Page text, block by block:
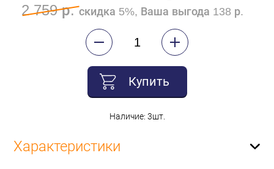
2 759 р.скидка 5%, Ваша выгода 138 р.
Купить
Наличие: 3шт.
Характеристики